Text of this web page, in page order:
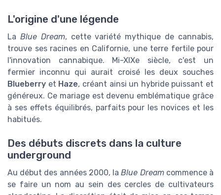
L'origine d'une légende
La Blue Dream, cette variété mythique de cannabis,
trouve ses racines en Californie, une terre fertile pour
l'innovation cannabique. Mi-XIXe siècle, c'est un
fermier inconnu qui aurait croisé les deux souches
Blueberry et Haze, créant ainsi un hybride puissant et
généreux. Ce mariage est devenu emblématique grâce
à ses effets équilibrés, parfaits pour les novices et les
habitués.
Des débuts discrets dans la culture
underground
Au début des années 2000, laBlue Dreamcommence à
se faire un nom au sein des cercles de cultivateurs